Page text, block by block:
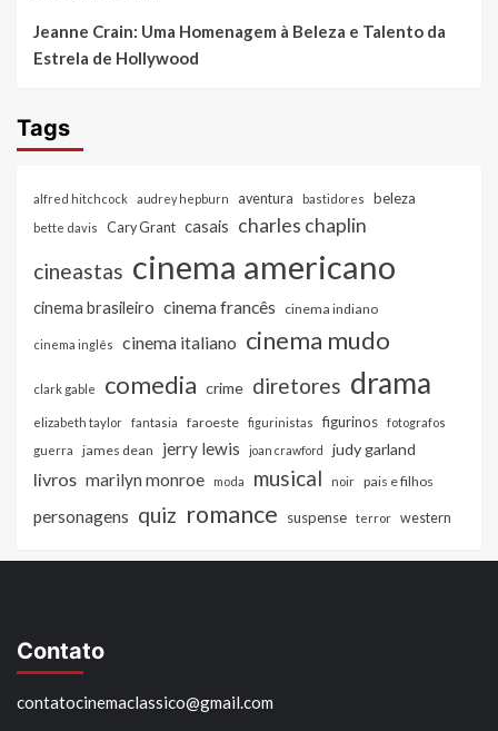
Jeanne Crain: Uma Homenagem à Beleza e Talento da
Estrela de Hollywood
Tags
alfred hitchcock audrey hepburn aventura bastidores beleza
bette davis Cary Grant casais charles chaplin
cineastas cinema americano
cinema brasileiro cinema francês cinema indiano
cinema inglês cinema italiano cinema mudo
clark gable comedia crime diretores drama
elizabeth taylor fantasia faroeste figurinistas figurinos
fotografos
guerra
james dean jerry lewis joan crawford judy garland
livros marilyn monroe moda musical noir pais e filhos
personagens quiz romance suspense terror western
Contato
contatocinemaclassico@gmail.com